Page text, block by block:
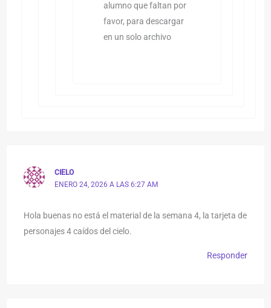
alumno que faltan por
favor, para descargar
en un solo archivo
CIELO
ENERO 24, 2026 A LAS 6:27 AM
Hola buenas no está el material de la semana 4, la tarjeta de
personajes 4 caídos del cielo.
Responder